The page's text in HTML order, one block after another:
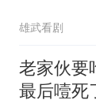
雄武看剧
老家伙要
最后噎死